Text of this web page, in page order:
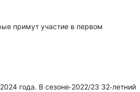
примут участие в первом
года. В сезоне‑2022/23 32‑летний